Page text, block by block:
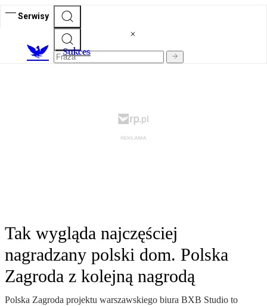
Serwisy
Sukces
Tak wygląda najczęściej
nagradzany polski dom. Polska
Zagroda z kolejną nagrodą
Polska Zagroda projektu warszawskiego biura BXB Studio to